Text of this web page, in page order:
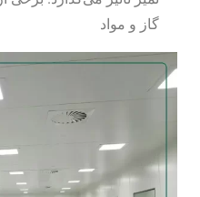
گاز و مواد